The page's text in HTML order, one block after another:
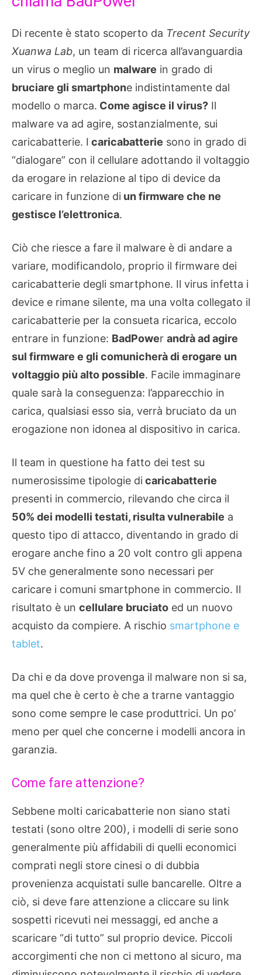
Di recente è stato scoperto da Trecent Security
Xuanwa Lab, un team di ricerca all’avanguardia
un virus o meglio un malware in grado di
bruciare gli smartphone indistintamente dal
modello o marca. Come agisce il virus? Il
malware va ad agire, sostanzialmente, sui
caricabatterie. I caricabatterie sono in grado di
“dialogare” con il cellulare adottando il voltaggio
da erogare in relazione al tipo di device da
caricare in funzione di un firmware che ne
gestisce l’elettronica.
Ciò che riesce a fare il malware è di andare a
variare, modificandolo, proprio il firmware dei
caricabatterie degli smartphone. Il virus infetta i
device e rimane silente, ma una volta collegato il
caricabatterie per la consueta ricarica, eccolo
entrare in funzione: BadPower andrà ad agire
sul firmware e gli comunicherà di erogare un
voltaggio più alto possible. Facile immaginare
quale sarà la conseguenza: l’apparecchio in
carica, qualsiasi esso sia, verrà bruciato da un
erogazione non idonea al dispositivo in carica.
Il team in questione ha fatto dei test su
numerosissime tipologie di caricabatterie
presenti in commercio, rilevando che circa il
50% dei modelli testati, risulta vulnerabile a
questo tipo di attacco, diventando in grado di
erogare anche fino a 20 volt contro gli appena
5V che generalmente sono necessari per
caricare i comuni smartphone in commercio. Il
risultato è un cellulare bruciato ed un nuovo
acquisto da compiere. A rischio smartphone e
tablet.
Da chi e da dove provenga il malware non si sa,
ma quel che è certo è che a trarne vantaggio
sono come sempre le case produttrici. Un po’
meno per quel che concerne i modelli ancora in
garanzia.
Come fare attenzione?
Sebbene molti caricabatterie non siano stati
testati (sono oltre 200), i modelli di serie sono
generalmente più affidabili di quelli economici
comprati negli store cinesi o di dubbia
provenienza acquistati sulle bancarelle. Oltre a
ciò, si deve fare attenzione a cliccare su link
sospetti ricevuti nei messaggi, ed anche a
scaricare “di tutto” sul proprio device. Piccoli
accorgimenti che non ci mettono al sicuro, ma